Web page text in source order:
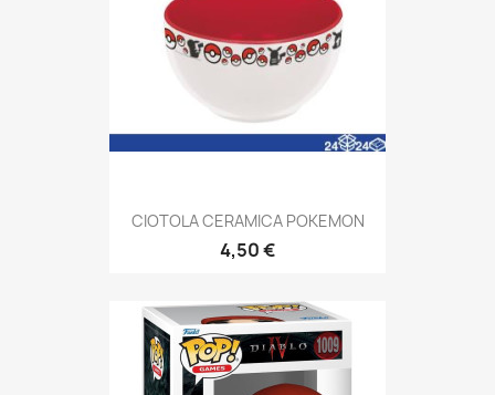
CIOTOLA CERAMICA POKEMON
4,50 €